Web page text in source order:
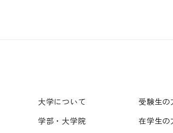
大学について
学部・大学院
受験生の
在学生の